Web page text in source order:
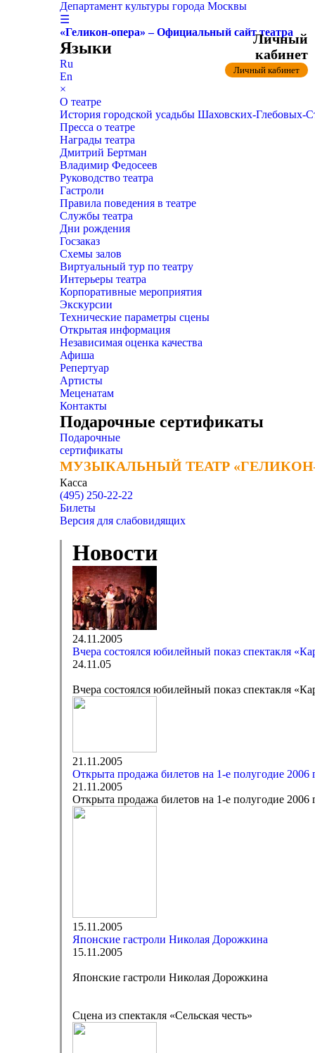
Департамент культуры города Москвы
☰
«Геликон-опера» – Официальный сайт театра
Языки
Ru
En
×
О театре
История городской усадьбы Шаховских-
Пресса о театре
Награды театра
Дмитрий Бертман
Владимир Федосеев
Руководство театра
Гастроли
Правила поведения в театре
Службы театра
Дни рождения
Госзаказ
Схемы залов
Виртуальный тур по театру
Интерьеры театра
Корпоративные мероприятия
Экскурсии
Технические параметры сцены
Открытая информация
Независимая оценка качества
Афиша
Репертуар
Артисты
Меценатам
Контакты
Подарочные сертификаты
Подарочные
сертификаты
МУЗЫКАЛЬНЫЙ ТЕАТР
МУЗЫКАЛЬНЫЙ ТЕАТР
Касса
(495) 250-22-22
Личный
кабинет
Личный кабинет
Билеты
Версия для слабовидящих
Новости
24.11.2005
Вчера состоялся юбилейный показ спектакля
24.11.05
Вчера состоялся юбилейный показ спектакля
21.11.2005
Открыта продажа билетов на 1-е полугодие 2006
21.11.2005
Открыта продажа билетов на 1-е полугодие 2006
15.11.2005
Японские гастроли Николая Дорожкина
15.11.2005
Японские гастроли Николая Дорожкина
Сцена из спектакля «Сельская честь»